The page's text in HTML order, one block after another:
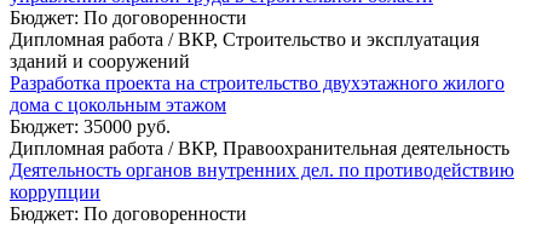
Бюджет: По договоренности
Дипломная работа / ВКР, Строительство и эксплуатация
зданий и сооружений
Разработка проекта на строительство двухэтажного жилого
дома с цокольным этажом
Бюджет: 35000 руб.
Дипломная работа / ВКР, Правоохранительная деятельность
Деятельность органов внутренних дел. по противодействию
коррупции
Бюджет: По договоренности